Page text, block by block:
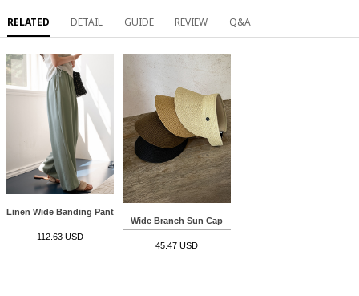
RELATED DETAIL GUIDE REVIEW Q&A
Linen Wide Banding Pants
112.63 USD
Wide Branch Sun Cap
45.47 USD